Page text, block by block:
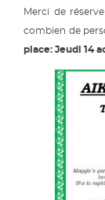
Merci de
combien de
place: Jeudi 14